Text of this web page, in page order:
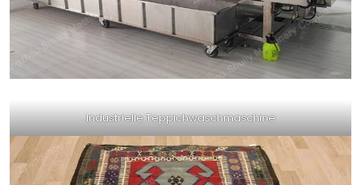
Industrielle Teppichwaschmaschine